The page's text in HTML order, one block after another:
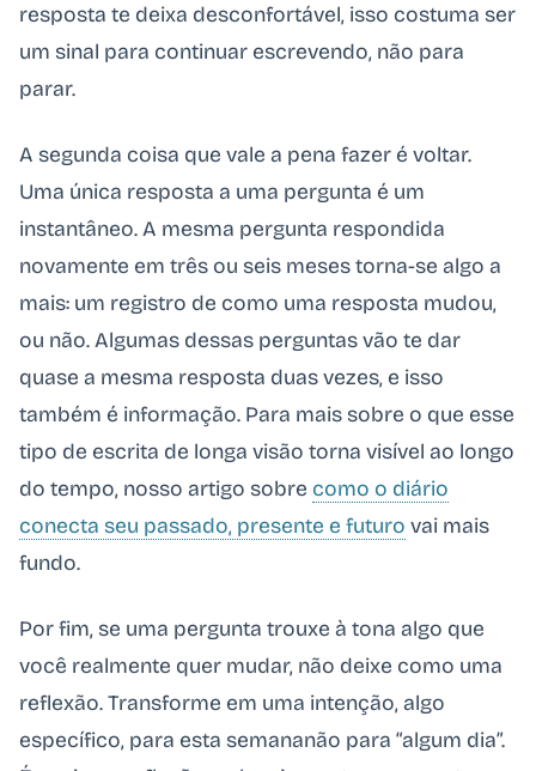
resposta te deixa desconfortável, isso costuma ser
um sinal para continuar escrevendo, não para
parar.
A segunda coisa que vale a pena fazer é voltar.
Uma única resposta a uma pergunta é um
instantâneo. A mesma pergunta respondida
novamente em três ou seis meses torna-se algo a
mais: um registro de como uma resposta mudou,
ou não. Algumas dessas perguntas vão te dar
quase a mesma resposta duas vezes, e isso
também é informação. Para mais sobre o que esse
tipo de escrita de longa visão torna visível ao longo
do tempo, nosso artigo sobre como o diário
conecta seu passado, presente e futuro vai mais
fundo.
Por fim, se uma pergunta trouxe à tona algo que
você realmente quer mudar, não deixe como uma
reflexão. Transforme em uma intenção, algo
específico, para esta semananão para “algum dia”.